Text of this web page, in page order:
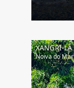
XANGRI-LÁ
Noiva do Mar